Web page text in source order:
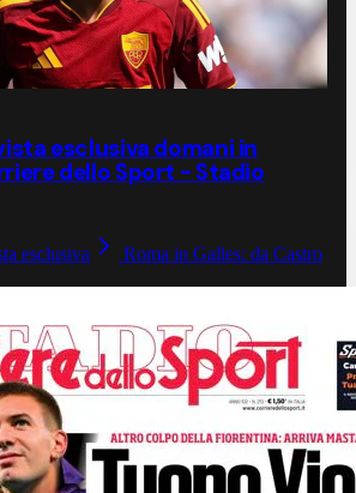
esclusiva domani in
dello Sport - Stadio
esclusiva
Roma in Galles: da Castro